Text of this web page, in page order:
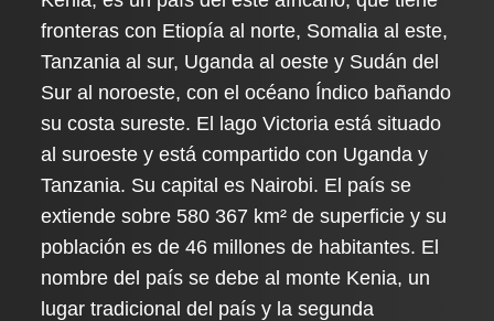
fronteras con Etiopía al norte, Somalia al este,
Tanzania al sur, Uganda al oeste y Sudán del
Sur al noroeste, con el océano Índico bañando
su costa sureste. El lago Victoria está situado
al suroeste y está compartido con Uganda y
Tanzania. Su capital es Nairobi. El país se
extiende sobre 580 367 km² de superficie y su
población es de 46 millones de habitantes. El
nombre del país se debe al monte Kenia, un
lugar tradicional del país y la segunda